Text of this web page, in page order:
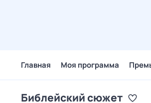
Главная Моя программа
Библейский сюжет